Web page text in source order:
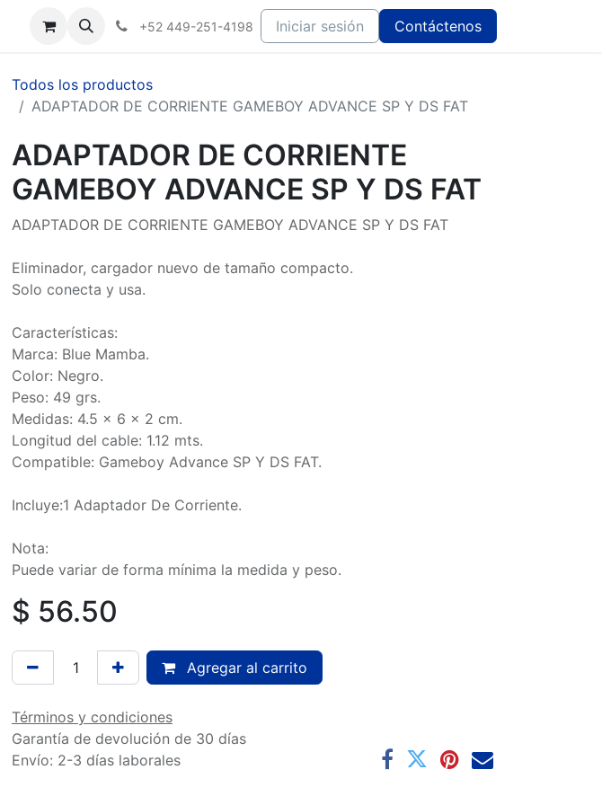
+52 449-251-4198 Iniciar sesión Contáctenos
Todos los productos
ADAPTADOR DE CORRIENTE GAMEBOY ADVANCE SP Y DS FAT
ADAPTADOR DE CORRIENTE
GAMEBOY ADVANCE SP Y DS FAT
ADAPTADOR DE CORRIENTE GAMEBOY ADVANCE SP Y DS FAT
Eliminador, cargador nuevo de tamaño compacto.
Solo conecta y usa.
Características:
Marca: Blue Mamba.
Color: Negro.
Peso: 49 grs.
Medidas: 4.5 x 6 x 2 cm.
Longitud del cable: 1.12 mts.
Compatible: Gameboy Advance SP Y DS FAT.
Incluye:1 Adaptador De Corriente.
Nota:
Puede variar de forma mínima la medida y peso.
$ 56.50
Agregar al carrito
Términos y condiciones
Garantía de devolución de 30 días
Envío: 2-3 días laborales